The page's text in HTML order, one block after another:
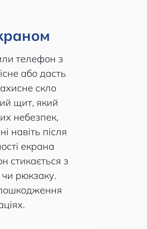
телефон з
або дасть
скло
щит, який
небезпек,
навіть після
екрана
стикається з
рюкзаку.